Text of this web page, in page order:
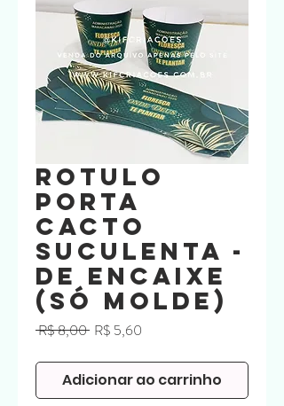
Rotulo
Porta
Cacto
Suculenta -
DE ENCAIXE
(só molde)
R$ 8,00 Preço
R$ 5,60
Adicionar ao carrinho